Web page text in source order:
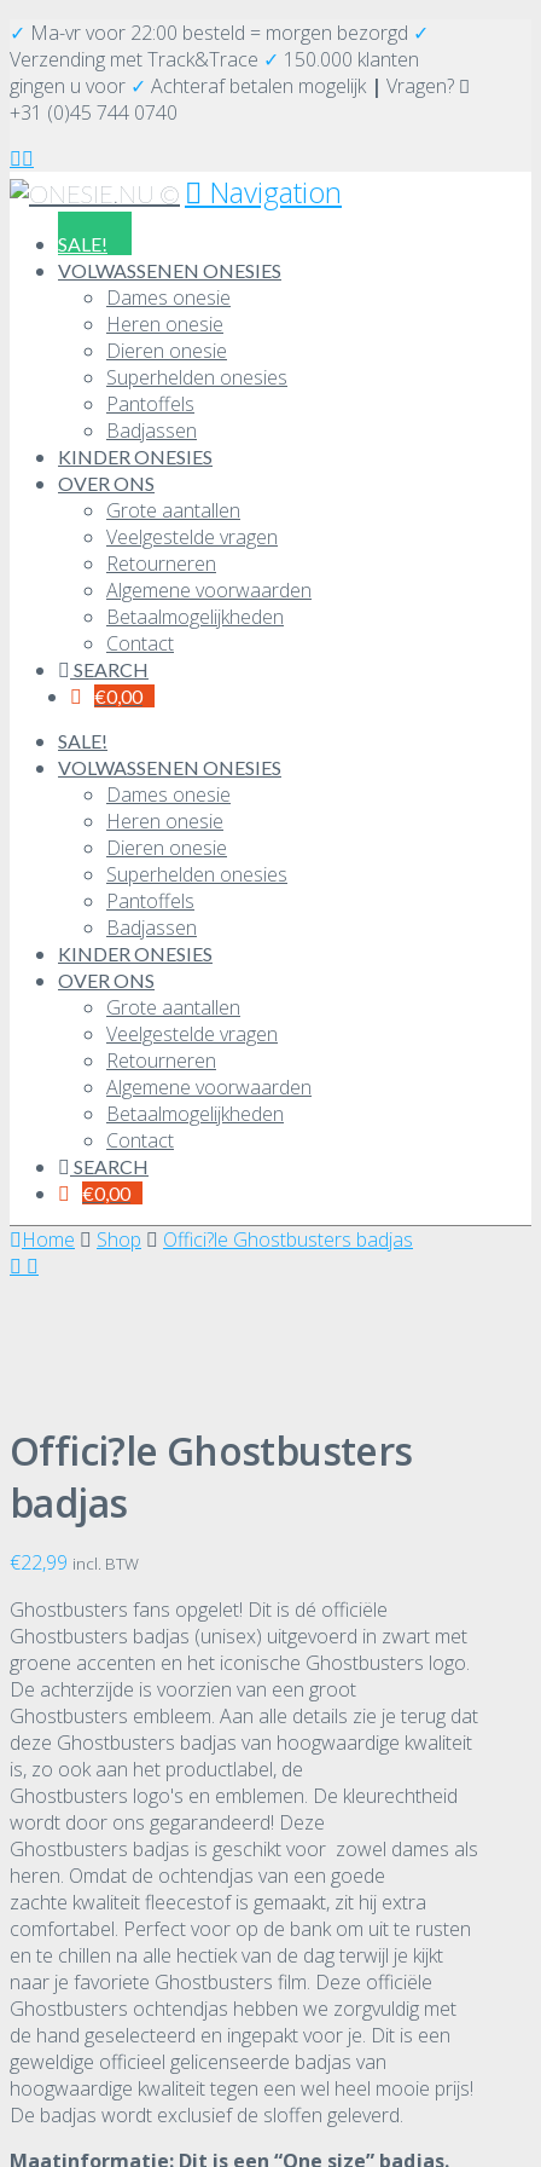
✓ Ma-vr voor 22:00 besteld = morgen bezorgd ✓
Verzending met Track&Trace ✓ 150.000 klanten
gingen u voor ✓ Achteraf betalen mogelijk | Vragen?
+31 (0)45 744 0740
Navigation
SALE!
VOLWASSENEN ONESIES
Dames onesie
Heren onesie
Dieren onesie
Superhelden onesies
Pantoffels
Badjassen
KINDER ONESIES
OVER ONS
Grote aantallen
Veelgestelde vragen
Retourneren
Algemene voorwaarden
Betaalmogelijkheden
Contact
SEARCH
€0,00
SALE!
VOLWASSENEN ONESIES
Dames onesie
Heren onesie
Dieren onesie
Superhelden onesies
Pantoffels
Badjassen
KINDER ONESIES
OVER ONS
Grote aantallen
Veelgestelde vragen
Retourneren
Algemene voorwaarden
Betaalmogelijkheden
Contact
SEARCH
€0,00
Home Shop Offici?le Ghostbusters badjas
Offici?le Ghostbusters
badjas
€22,99 incl. BTW
Ghostbusters fans opgelet! Dit is dé officiële
Ghostbusters badjas (unisex) uitgevoerd in zwart met
groene accenten en het iconische Ghostbusters logo.
De achterzijde is voorzien van een groot
Ghostbusters embleem. Aan alle details zie je terug dat
deze Ghostbusters badjas van hoogwaardige kwaliteit
is, zo ook aan het productlabel, de
Ghostbusters logo's en emblemen. De kleurechtheid
wordt door ons gegarandeerd! Deze
Ghostbusters badjas is geschikt voor zowel dames als
heren. Omdat de ochtendjas van een goede
zachte kwaliteit fleecestof is gemaakt, zit hij extra
comfortabel. Perfect voor op de bank om uit te rusten
en te chillen na alle hectiek van de dag terwijl je kijkt
naar je favoriete Ghostbusters film. Deze officiële
Ghostbusters ochtendjas hebben we zorgvuldig met
de hand geselecteerd en ingepakt voor je. Dit is een
geweldige officieel gelicenseerde badjas van
hoogwaardige kwaliteit tegen een wel heel mooie prijs!
De badjas wordt exclusief de sloffen geleverd.
Maatinformatie: Dit is een “One size” badjas.